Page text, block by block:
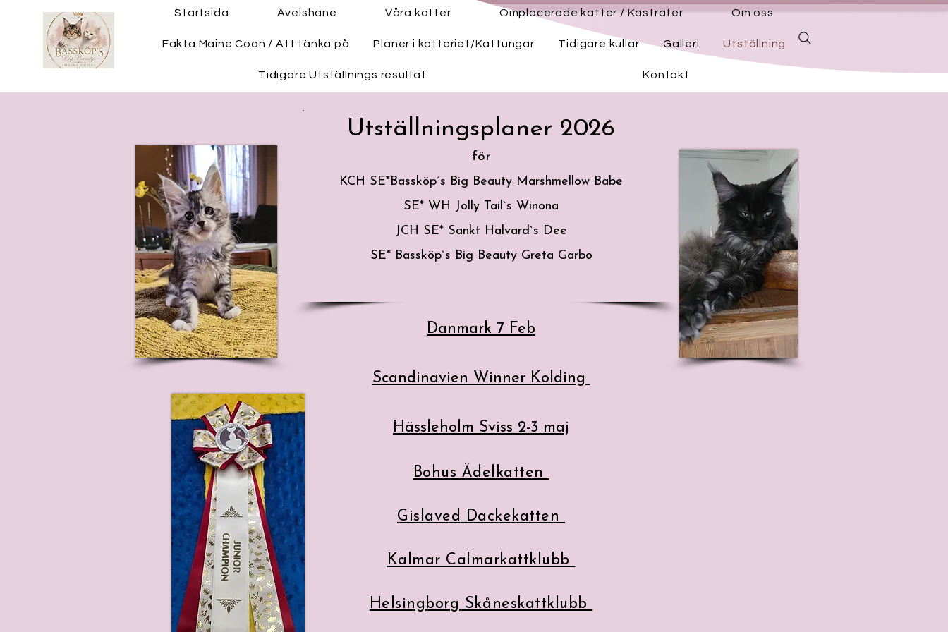
Startsida Avelshane Våra katter Omplacerade katter / Kastrater Om oss
Fakta Maine Coon / Att tänka på Planer i katteriet/Kattungar Tidigare kullar Galleri Utställning
Tidigare Utställnings resultat Kontakt
Utställningsplaner 2026
för
KCH SE*Bassköp´s Big Beauty Marshmellow Babe
SE* WH Jolly Tail`s Winona
JCH SE* Sankt Halvard`s Dee
SE* Bassköp`s Big Beauty Greta Garbo
Danmark 7 Feb
Scandinavien Winner Kolding
Hässleholm Sviss 2-3 maj
Bohus Ädelkatten
Gislaved Dackekatten
Kalmar Calmarkattklubb
Helsingborg Skåneskattklubb